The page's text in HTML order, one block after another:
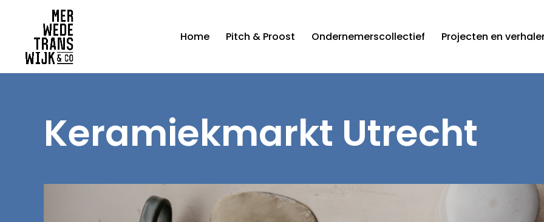
Home Pitch & Proost Ondernemerscollectief Projecten en
Keramiekmarkt Utrecht